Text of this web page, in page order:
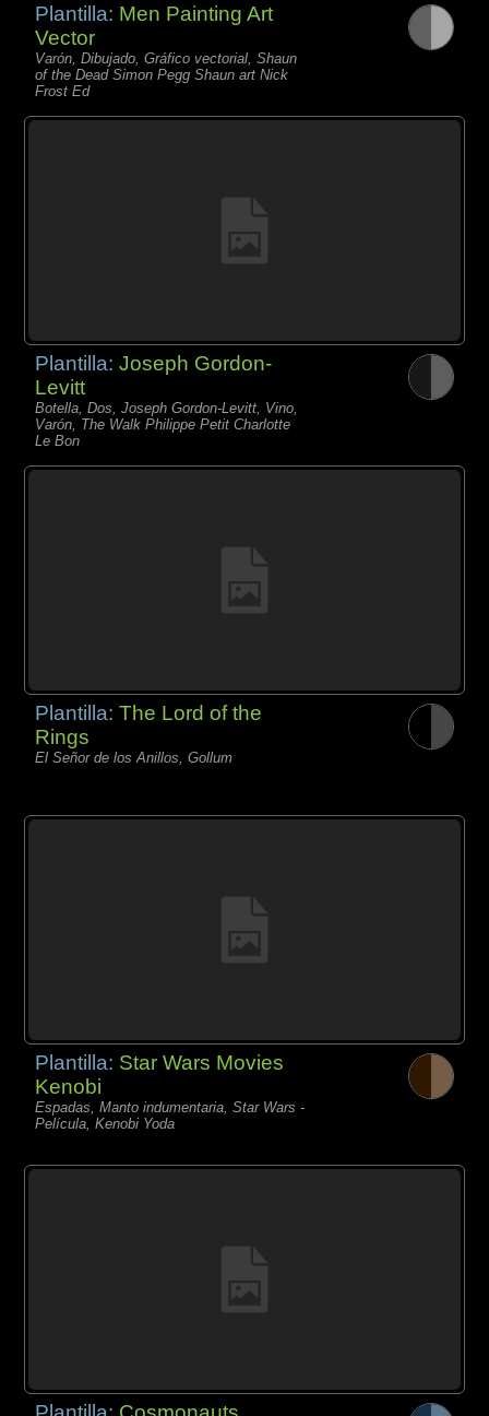
Plantilla: Men Painting Art
Vector
Varón, Dibujado, Gráfico vectorial, Shaun
of the Dead Simon Pegg Shaun art Nick
Frost Ed
Plantilla:Joseph Gordon-
Levitt
Botella, Dos, Joseph Gordon-Levitt, Vino,
Varón, The Walk Philippe Petit Charlotte
Le Bon
Plantilla:The Lord of the
Rings
El Señor de los Anillos, Gollum
Plantilla: Star Wars Movies
Kenobi
Espadas, Manto indumentaria, Star Wars -
Película, Kenobi Yoda